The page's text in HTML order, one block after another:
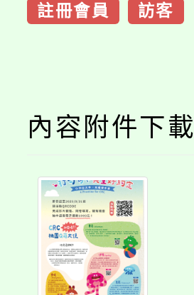
註冊會員 訪客
內容附件下載